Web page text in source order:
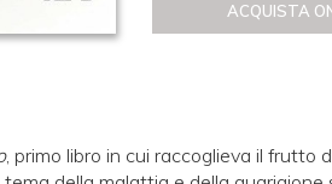
ACQUISTA
, primo libro in cui raccoglieva il frutto